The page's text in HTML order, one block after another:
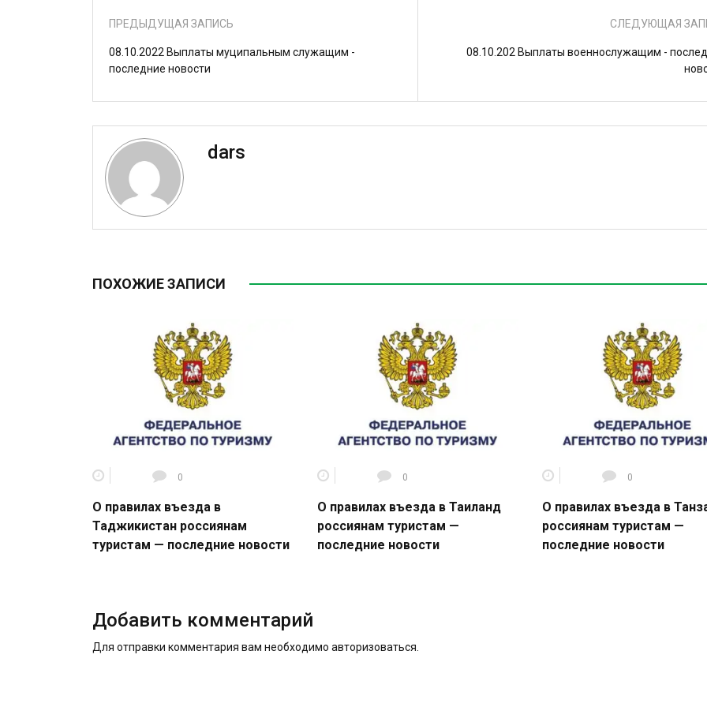
ПРЕДЫДУЩАЯ ЗАПИСЬ
08.10.2022 Выплаты муципальным служащим -
последние новости
СЛЕДУЮЩАЯ
08.10.202 Выплаты военнослужащим -
dars
ПОХОЖИЕ ЗАПИСИ
0
О правилах въезда в
Таджикистан россиянам
туристам — последние новости
0
О правилах въезда в Таиланд
россиянам туристам —
последние новости
0
О правилах въезда в
россиянам туристам —
последние новости
Добавить комментарий
Для отправки комментария вам необходимо авторизоваться